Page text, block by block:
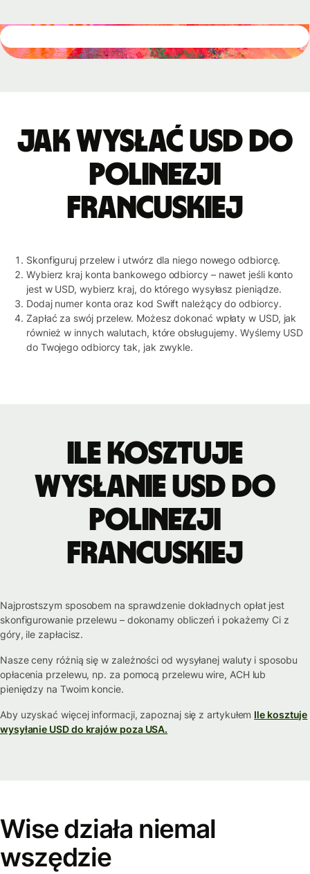
Jak wysłać USD do
Polinezji
Francuskiej
Skonfiguruj przelew i utwórz dla niego nowego odbiorcę.
Wybierz kraj konta bankowego odbiorcy – nawet jeśli konto
jest w USD, wybierz kraj, do którego wysyłasz pieniądze.
Dodaj numer konta oraz kod Swift należący do odbiorcy.
Zapłać za swój przelew. Możesz dokonać wpłaty w USD, jak
również w innych walutach, które obsługujemy. Wyślemy USD
do Twojego odbiorcy tak, jak zwykle.
Ile kosztuje
wysłanie USD do
Polinezji
Francuskiej
Najprostszym sposobem na sprawdzenie dokładnych opłat jest
skonfigurowanie przelewu – dokonamy obliczeń i pokażemy Ci z
góry, ile zapłacisz.
Nasze ceny różnią się w zależności od wysyłanej waluty i sposobu
opłacenia przelewu, np. za pomocą przelewu wire, ACH lub
pieniędzy na Twoim koncie.
Aby uzyskać więcej informacji, zapoznaj się z artykułem Ile kosztuje
wysyłanie USD do krajów poza USA.
Wise działa niemal
wszędzie